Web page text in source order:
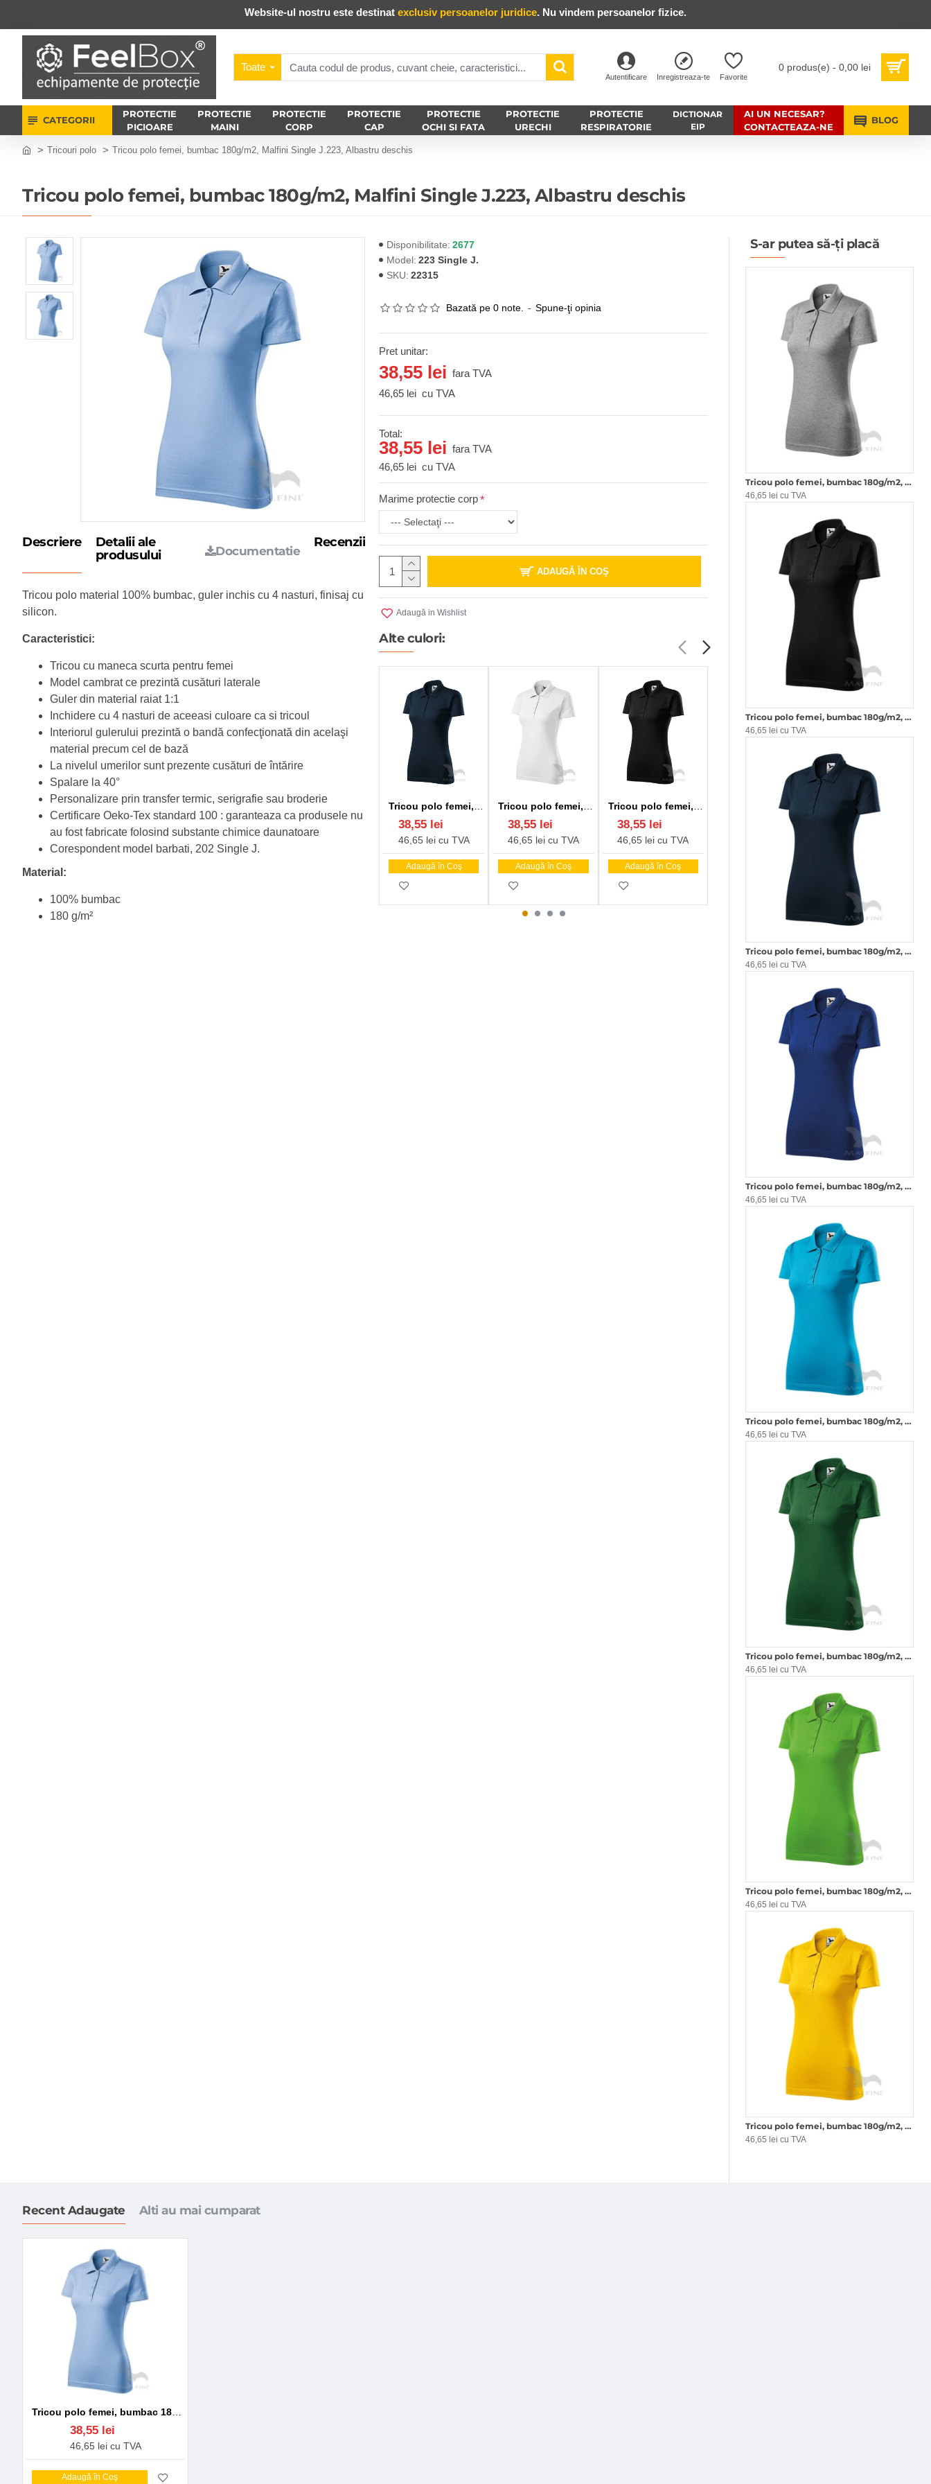
Website-ul nostru este destinat exclusiv persoanelor juridice. Nu vindem persoanelor fizice.
Toate
Autentificare Inregistreaza-te Favorite
0 produs(e) - 0,00 lei
CATEGORII
PROTECTIE
PICIOARE
PROTECTIE
MAINI
PROTECTIE
CORP
PROTECTIE
CAP
PROTECTIE
OCHI SI FATA
PROTECTIE
URECHI
PROTECTIE
RESPIRATORIE
DICTIONAR
EIP
AI UN NECESAR?
CONTACTEAZA-NE
BLOG
Tricouri polo Tricou polo femei, bumbac 180g/m2, Malfini Single J.223, Albastru deschis
Tricou polo femei, bumbac 180g/m2, Malfini Single J.223, Albastru deschis
Descriere
Detalii ale
produsului
Documentatie
Recenzii
Tricou polo material 100% bumbac, guler inchis cu 4 nasturi, finisaj cu
silicon.
Caracteristici:
Tricou cu maneca scurta pentru femei
Model cambrat ce prezintă cusături laterale
Guler din material raiat 1:1
Inchidere cu 4 nasturi de aceeasi culoare ca si tricoul
Interiorul gulerului prezintă o bandă confecţionată din acelaşi
material precum cel de bază
La nivelul umerilor sunt prezente cusături de întărire
Spalare la 40°
Personalizare prin transfer termic, serigrafie sau broderie
Certificare Oeko-Tex standard 100 : garanteaza ca produsele nu
au fost fabricate folosind substante chimice daunatoare
Corespondent model barbati, 202 Single J.
Material:
100% bumbac
180 g/m²
Disponibilitate: 2677
Model: 223 Single J.
SKU: 22315
Bazată pe 0 note. - Spune-ţi opinia
Pret unitar:
38,55 lei fara TVA
46,65 lei cu TVA
Total:
38,55 lei fara TVA
46,65 lei cu TVA
Marime protectie corp
ADAUGĂ ÎN COŞ
Adaugă in Wishlist
Alte culori:
38,55 lei
46,65 lei cu TVA
Adaugă în Coş
38,55 lei
46,65 lei cu TVA
Adaugă în Coş
38,55 lei
46,65 lei cu TVA
Adaugă în Coş
46,65 lei cu TVA
38,55 lei
46,65 lei cu TVA
Adaugă în Coş
S-ar putea să-ți placă
Tricou polo femei, bumbac 180g/m2, Malfini Single J.223, Gri inchis
46,65 lei cu TVA
Tricou polo femei, bumbac 180g/m2, Malfini Single J.223, Negru
46,65 lei cu TVA
Tricou polo femei, bumbac 180g/m2, Malfini Single J.223, Bleumarin
46,65 lei cu TVA
Tricou polo femei, bumbac 180g/m2, Malfini Single J.223, Albastru regal
46,65 lei cu TVA
Tricou polo femei, bumbac 180g/m2, Malfini Single J.223, Turcoaz
46,65 lei cu TVA
Tricou polo femei, bumbac 180g/m2, Malfini Single J.223, Verde sticla
46,65 lei cu TVA
Tricou polo femei, bumbac 180g/m2, Malfini Single J.223, Verde mar
46,65 lei cu TVA
Tricou polo femei, bumbac 180g/m2, Malfini Single J.223, Galben
46,65 lei cu TVA
Recent Adaugate Alti au mai cumparat
38,55 lei
46,65 lei cu TVA
Adaugă în Coş